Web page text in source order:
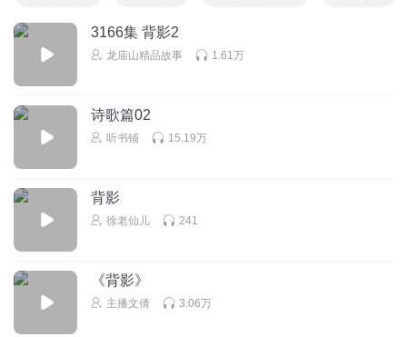
3166集 背影2
龙庙山精品故事 1.61万
诗歌篇02
听书铺 15.19万
背影
徐老仙儿 241
《背影》
主播文倩 3.06万